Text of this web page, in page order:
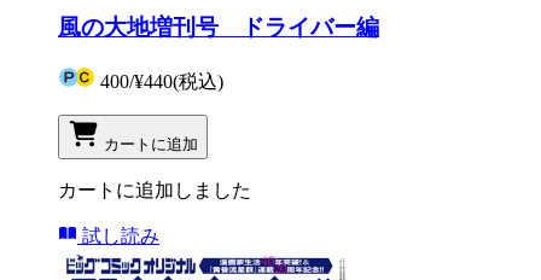
風の大地増刊号 ドライバー編
400/¥440(税込)
カートに追加
カートに追加しました
試し読み